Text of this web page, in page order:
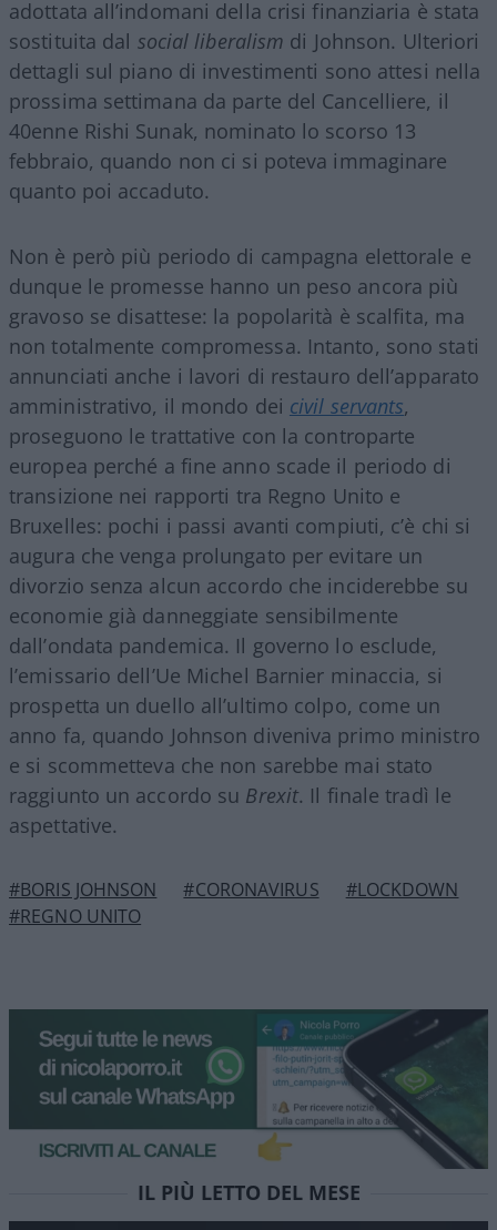
adottata all’indomani della crisi finanziaria è stata
sostituita dal social liberalism di Johnson. Ulteriori
dettagli sul piano di investimenti sono attesi nella
prossima settimana da parte del Cancelliere, il
40enne Rishi Sunak, nominato lo scorso 13
febbraio, quando non ci si poteva immaginare
quanto poi accaduto.
Non è però più periodo di campagna elettorale e
dunque le promesse hanno un peso ancora più
gravoso se disattese: la popolarità è scalfita, ma
non totalmente compromessa. Intanto, sono stati
annunciati anche i lavori di restauro dell’apparato
amministrativo, il mondo dei civil servants,
proseguono le trattative con la controparte
europea perché a fine anno scade il periodo di
transizione nei rapporti tra Regno Unito e
Bruxelles: pochi i passi avanti compiuti, c’è chi si
augura che venga prolungato per evitare un
divorzio senza alcun accordo che inciderebbe su
economie già danneggiate sensibilmente
dall’ondata pandemica. Il governo lo esclude,
l’emissario dell’Ue Michel Barnier minaccia, si
prospetta un duello all’ultimo colpo, come un
anno fa, quando Johnson diveniva primo ministro
e si scommetteva che non sarebbe mai stato
raggiunto un accordo su Brexit. Il finale tradì le
aspettative.
#BORIS JOHNSON #CORONAVIRUS
#LOCKDOWN
#REGNO UNITO
IL PIÙ LETTO DEL MESE